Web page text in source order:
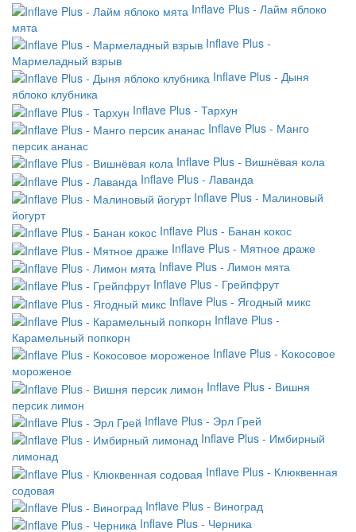
Inflave Plus - Лайм яблоко
мята
Inflave Plus -
Мармеладный взрыв
Inflave Plus - Дыня
яблоко клубника
Inflave Plus - Тархун
Inflave Plus - Манго
персик ананас
Inflave Plus - Вишнёвая кола
Inflave Plus - Лаванда
Inflave Plus - Малиновый
йогурт
Inflave Plus - Банан кокос
Inflave Plus - Мятное драже
Inflave Plus - Лимон мята
Inflave Plus - Грейпфрут
Inflave Plus - Ягодный микс
Inflave Plus -
Карамельный попкорн
Inflave Plus - Кокосовое
мороженое
Inflave Plus - Вишня
персик лимон
Inflave Plus - Эрл Грей
Inflave Plus - Имбирный
лимонад
Inflave Plus - Клюквенная
содовая
Inflave Plus - Виноград
Inflave Plus - Черника